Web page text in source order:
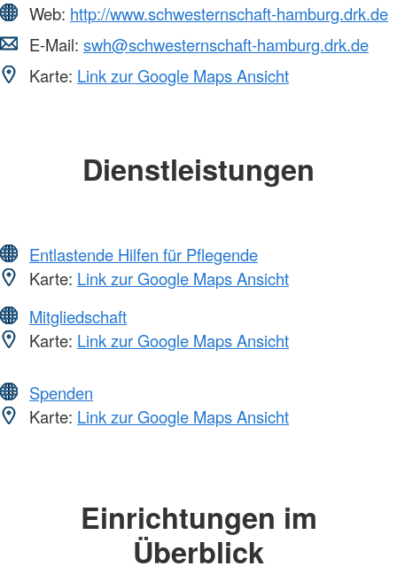
Web: http://www.schwesternschaft-hamburg.drk.de
E-Mail: swh@schwesternschaft-hamburg.drk.de
Karte: Link zur Google Maps Ansicht
Dienstleistungen
Entlastende Hilfen für Pflegende
Karte: Link zur Google Maps Ansicht
Mitgliedschaft
Karte: Link zur Google Maps Ansicht
Spenden
Karte: Link zur Google Maps Ansicht
Einrichtungen im
Überblick